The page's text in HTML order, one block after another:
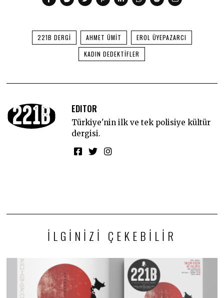
221B DERGI AHMET ÜMIT
EROL ÜYEPAZARCI
KADIN DEDEKTIFLER
EDITOR
Türkiye'nin ilk ve tek polisiye kültür
dergisi.
İLGINIZI ÇEKEBILIR